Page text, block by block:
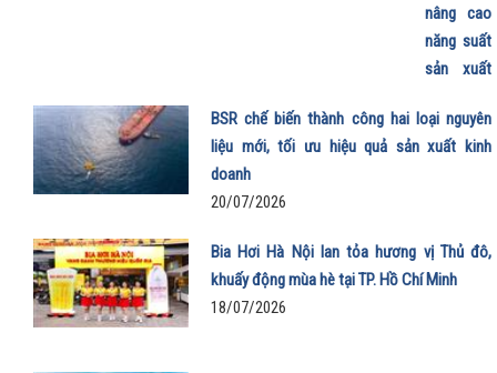
nâng cao
năng suất
sản xuất
vụ lộ trình
phát triển
BSR chế biến thành công hai loại nguyên
liệu mới, tối ưu hiệu quả sản xuất kinh
doanh
20/07/2026
Bia Hơi Hà Nội lan tỏa hương vị Thủ đô,
khuấy động mùa hè tại TP. Hồ Chí Minh
18/07/2026